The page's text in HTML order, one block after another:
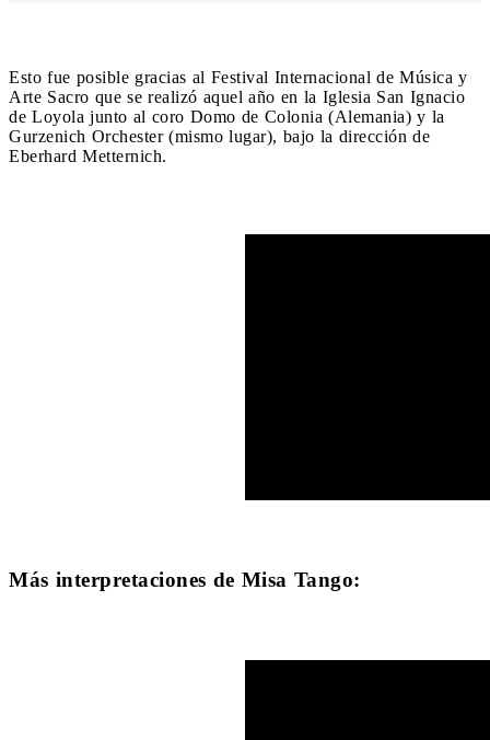
Esto fue posible gracias al Festival Internacional de Música y
Arte Sacro que se realizó aquel año en la Iglesia San Ignacio
de Loyola junto al coro Domo de Colonia (Alemania) y la
Gurzenich Orchester (mismo lugar), bajo la dirección de
Eberhard Metternich.
Más interpretaciones de Misa Tango: